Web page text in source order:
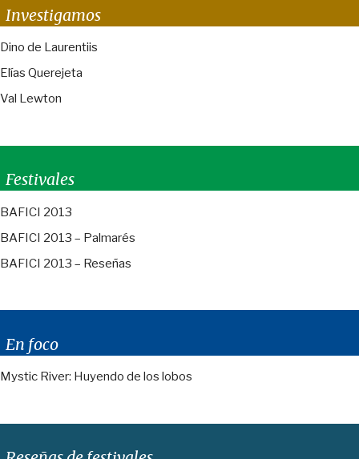
Investigamos
Dino de Laurentiis
Elías Querejeta
Val Lewton
Festivales
BAFICI 2013
BAFICI 2013 – Palmarés
BAFICI 2013 – Reseñas
En foco
Mystic River: Huyendo de los lobos